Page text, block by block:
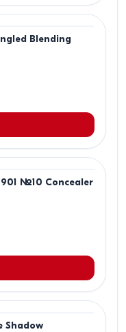
Blending
№10 Concealer
Shadow